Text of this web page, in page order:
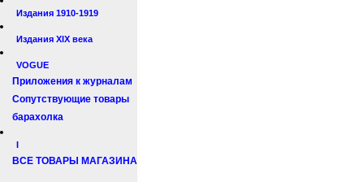
Издания 1910-1919
Издания XIX века
VOGUE
Приложения к журналам
Сопутствующие товары
барахолка
I
ВСЕ ТОВАРЫ МАГАЗИНА